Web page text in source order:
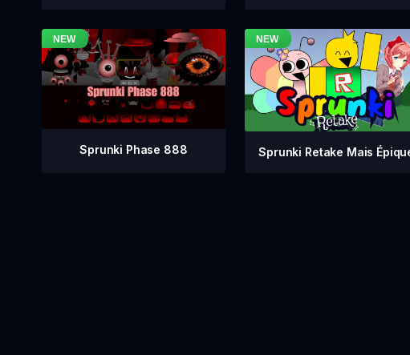
Sprunki Phase 888 Sprunki Retake Mais